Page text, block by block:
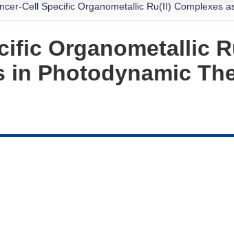
Cell Specific Organometallic Ru(II) Complexes
Organometallic
in Photodynamic